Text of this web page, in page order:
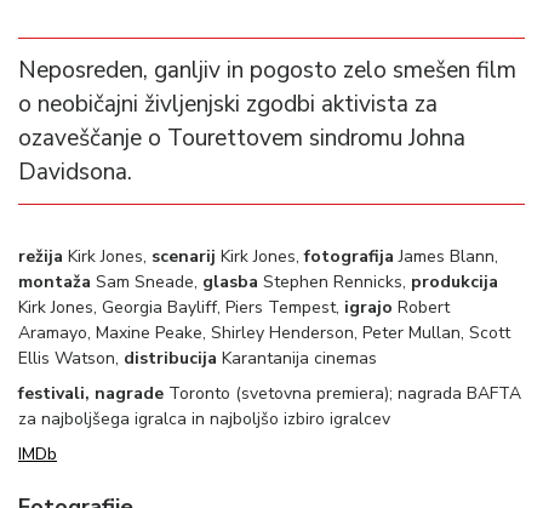
Neposreden, ganljiv in pogosto zelo smešen film
o neobičajni življenjski zgodbi aktivista za
ozaveščanje o Tourettovem sindromu Johna
Davidsona.
režija Kirk Jones, scenarij Kirk Jones,fotografija James Blann,
montaža Sam Sneade, glasba Stephen Rennicks, produkcija
Kirk Jones, Georgia Bayliff, Piers Tempest, igrajo Robert
Aramayo, Maxine Peake, Shirley Henderson, Peter Mullan, Scott
Ellis Watson, distribucija Karantanija cinemas
festivali, nagrade Toronto (svetovna premiera); nagrada BAFTA
za najboljšega igralca in najboljšo izbiro igralcev
IMDb